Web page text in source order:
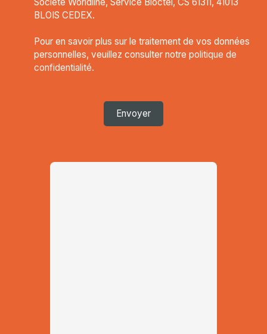
BLOIS CEDEX.
Pour en savoir plus sur le traitement de vos données
personnelles, veuillez consulter notre politique de
confidentialité.
Envoyer